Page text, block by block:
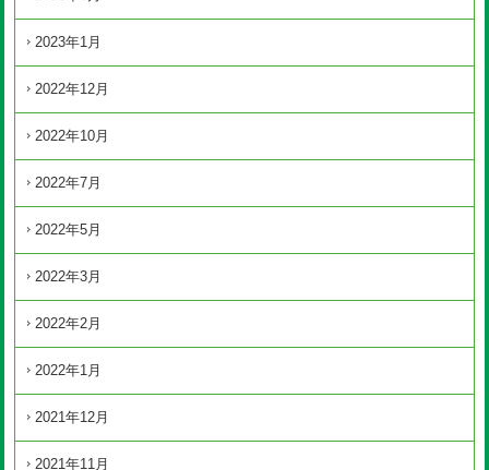
2023年1月
2022年12月
2022年10月
2022年7月
2022年5月
2022年3月
2022年2月
2022年1月
2021年12月
2021年11月